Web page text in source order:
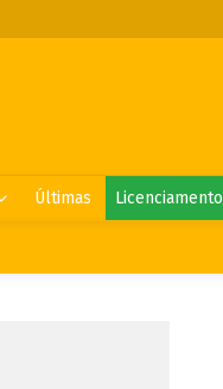
Últimas Licenciamento